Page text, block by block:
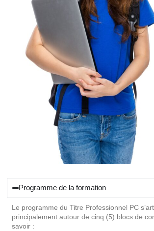
Programme de la formation
Le programme du Titre Professionnel PC
principalement autour de cinq (5) blocs de
savoir :